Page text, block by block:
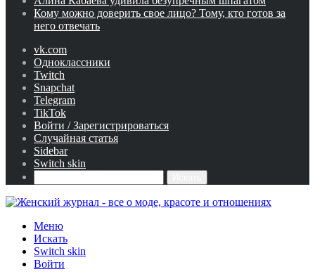
Кому можно доверить свое лицо? Тому, кто готов за
него отвечать
vk.com
Одноклассники
Twitch
Snapchat
Telegram
TikTok
Войти / Зарегистрироваться
Случайная статья
Sidebar
Switch skin
Меню
Искать
Switch skin
Войти